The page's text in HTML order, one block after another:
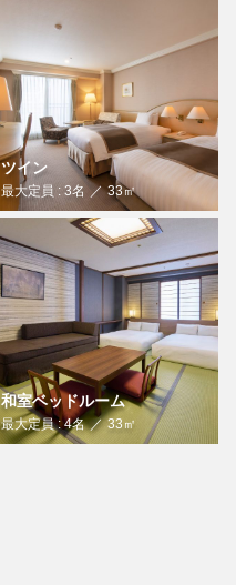
ツイン
最大定員 : 3名 33㎡
和室ベッドルーム
最大定員 : 4名 33㎡